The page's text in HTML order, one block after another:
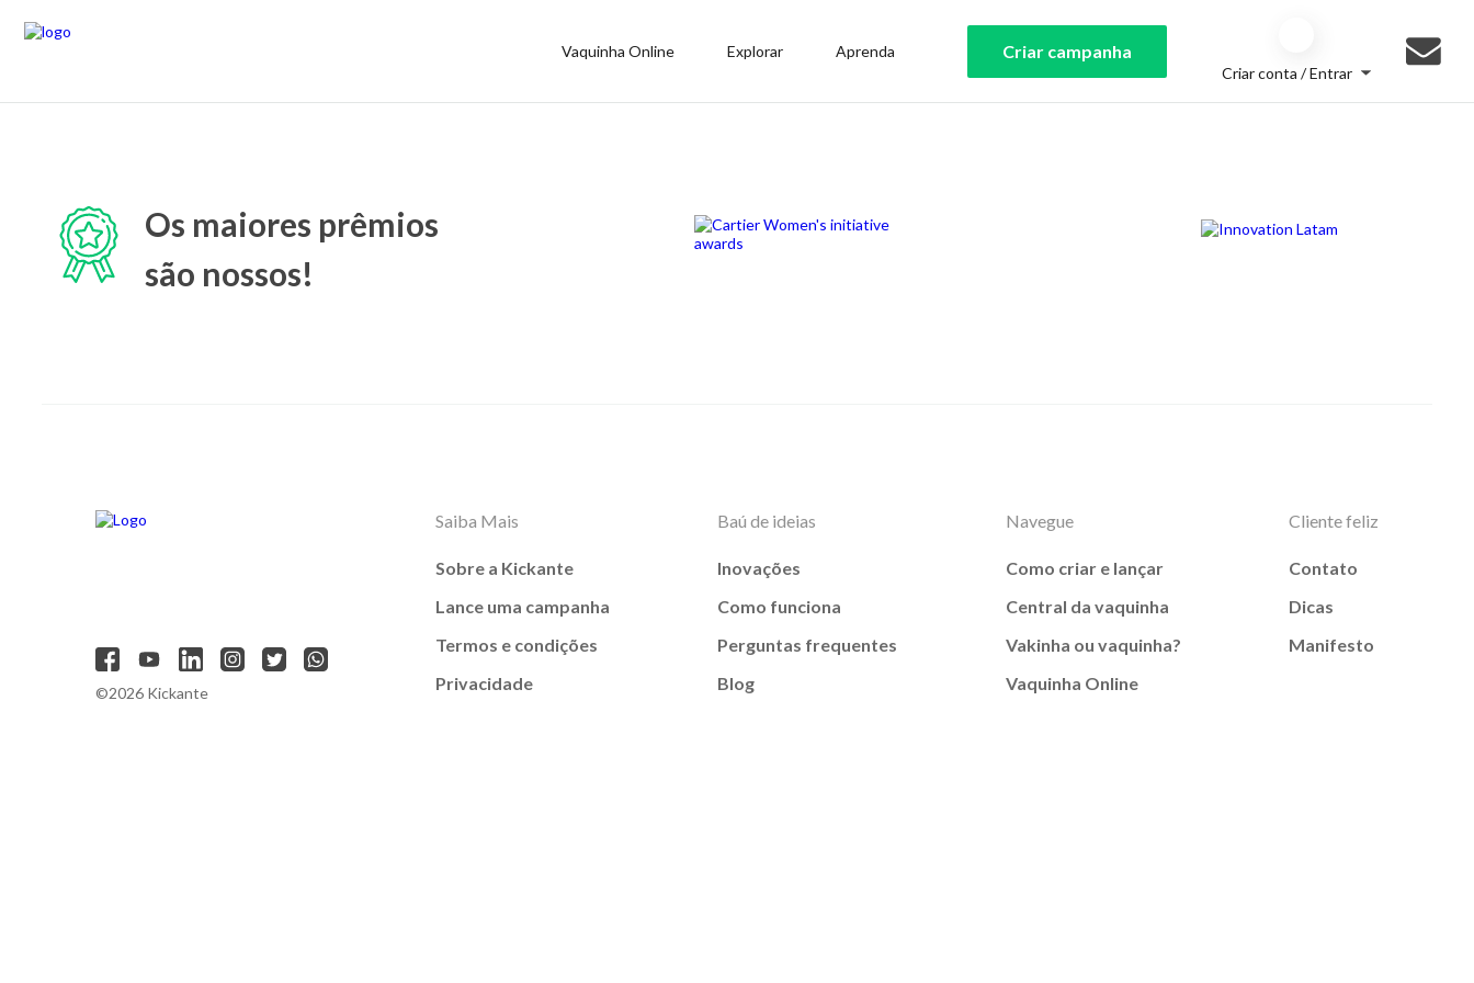
Vaquinha Online Explorar Aprenda Criar campanha
Criar conta / Entrar
Os maiores prêmios
são nossos!
©2026 Kickante
Saiba Mais
Sobre a Kickante
Lance uma campanha
Termos e condições
Privacidade
Baú de ideias
Inovações
Como funciona
Perguntas frequentes
Blog
Navegue
Como criar e lançar
Central da vaquinha
Vakinha ou vaquinha?
Vaquinha Online
Cliente feliz
Contato
Dicas
Manifesto